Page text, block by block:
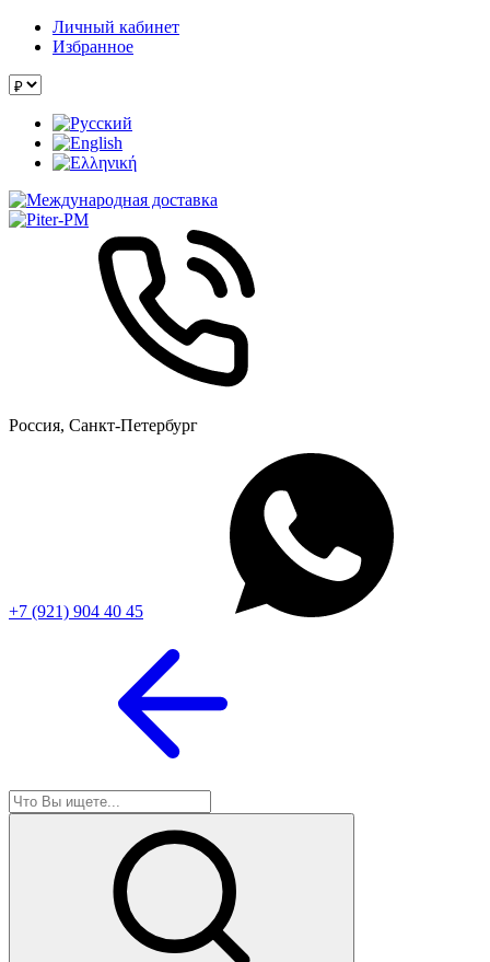
Личный кабинет
Избранное
Россия, Санкт-Петербург
+7 (921) 904 40 45